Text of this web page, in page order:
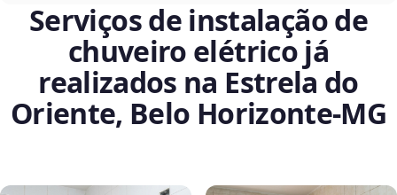
Serviços de instalação de
chuveiro elétrico já
realizados na Estrela do
Oriente, Belo Horizonte‑MG